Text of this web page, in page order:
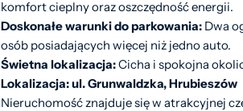
komfort cieplny oraz oszczędność energii.
Doskonałe warunki do parkowania: Dwa
osób posiadających więcej niż jedno auto.
Świetna lokalizacja:Cicha i spokojna
Lokalizacja: ul. Grunwaldzka, Hrubieszów
Nieruchomość znajduje się w atrakcyjnej